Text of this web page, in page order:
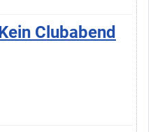
Clubabend